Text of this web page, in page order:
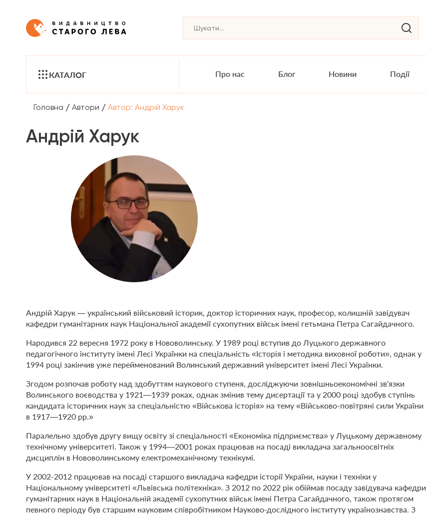
КАТАЛОГ Про нас Блог Новини Події
Головна / Автори / Автор: Андрій Харук
Андрій Харук
Андрій Харук — український військовий історик, доктор історичних наук, професор, колишній завідувач
кафедри гуманітарних наук Національної академії сухопутних військ імені гетьмана Петра Сагайдачного.
Народився 22 вересня 1972 року в Нововолинську. У 1989 році вступив до Луцького державного
педагогічного інституту імені Лесі Українки на спеціальність «Історія і методика виховної роботи», однак у
1994 році закінчив уже перейменований Волинський державний університет імені Лесі Українки.
Згодом розпочав роботу над здобуттям наукового ступеня, досліджуючи зовнішньоекономічні зв'язки
Волинського воєводства у 1921—1939 роках, однак змінив тему дисертації та у 2000 році здобув ступінь
кандидата історичних наук за спеціальністю «Військова історія» на тему «Військово-повітряні сили України
в 1917—1920 рр.»
Паралельно здобув другу вищу освіту зі спеціальності «Економіка підприємства» у Луцькому державному
технічному університеті. Також у 1994—2001 роках працював на посаді викладача загальноосвітніх
дисциплін в Нововолинському електромеханічному технікумі.
У 2002-2012 працював на посаді старшого викладача кафедри історії України, науки і техніки у
Національному університеті «Львівська політехніка». З 2012 по 2022 рік обіймав посаду завідувача кафедри
гуманітарних наук в Національній академії сухопутних військ імені Петра Сагайдачного, також протягом
певного періоду був старшим науковим співробітником Науково-дослідного інституту українознавства. З